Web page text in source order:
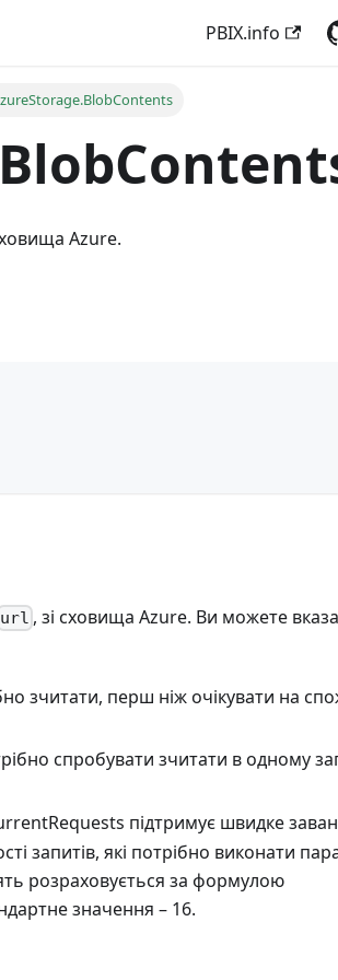
PBIX.info
Azure.
url , зі сховища Azure. Ви можете
зчитати, перш ніж очікувати на
спробувати зчитати в одному
підтримує швидке
запитів, які потрібно виконати
розраховується за формулою
значення – 16.